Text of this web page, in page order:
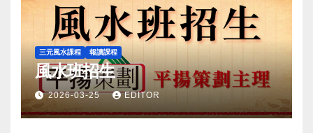
三元風水課程 報讀課程
風水班招生
2026-03-25 EDITOR